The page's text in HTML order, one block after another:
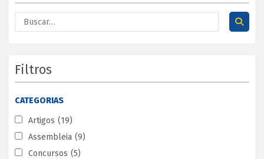
Filtros
CATEGORIAS
Artigos (19)
Assembleia (9)
Concursos (5)